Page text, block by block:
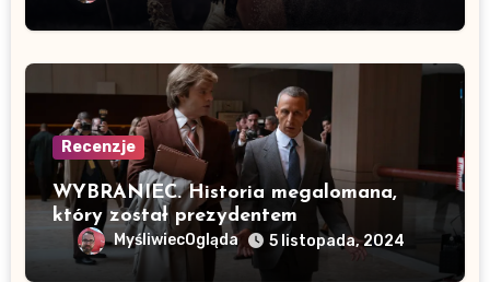
Recenzje
WYBRANIEC. Historia megalomana,
który został prezydentem
MyśliwiecOgląda 5 listopada, 2024